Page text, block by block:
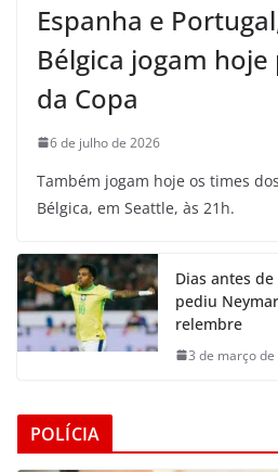
Espanha e
Bélgica jogam
da Copa
6 de julho de 2026
Também jogam hoje os times
Bélgica, em Seattle, às 21h.
Dias antes
pediu
relembre
3 de março de
POLÍCIA